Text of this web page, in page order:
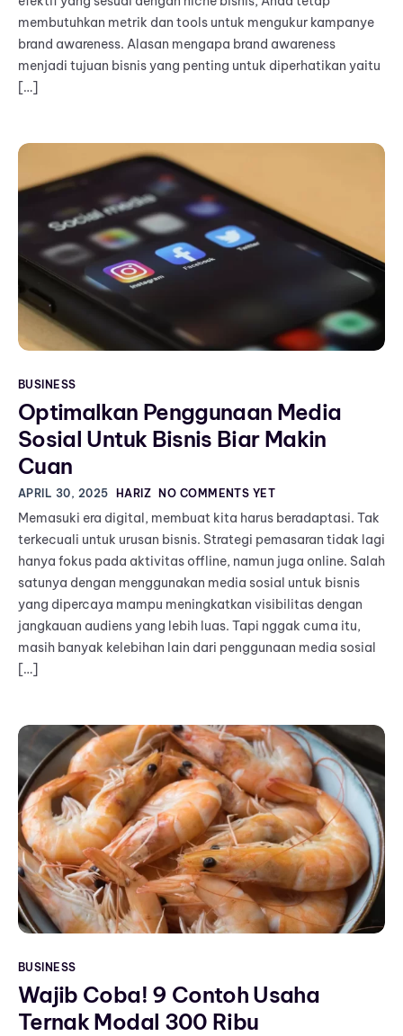
membutuhkan metrik dan tools untuk mengukur kampanye
brand awareness. Alasan mengapa brand awareness
menjadi tujuan bisnis yang penting untuk diperhatikan yaitu
[…]
BUSINESS
Optimalkan Penggunaan Media
Sosial Untuk Bisnis Biar Makin
Cuan
APRIL 30, 2025 HARIZ NO COMMENTS YET
Memasuki era digital, membuat kita harus beradaptasi. Tak
terkecuali untuk urusan bisnis. Strategi pemasaran tidak lagi
hanya fokus pada aktivitas offline, namun juga online. Salah
satunya dengan menggunakan media sosial untuk bisnis
yang dipercaya mampu meningkatkan visibilitas dengan
jangkauan audiens yang lebih luas. Tapi nggak cuma itu,
masih banyak kelebihan lain dari penggunaan media sosial
[…]
BUSINESS
Wajib Coba! 9 Contoh Usaha
Ternak Modal 300 Ribu